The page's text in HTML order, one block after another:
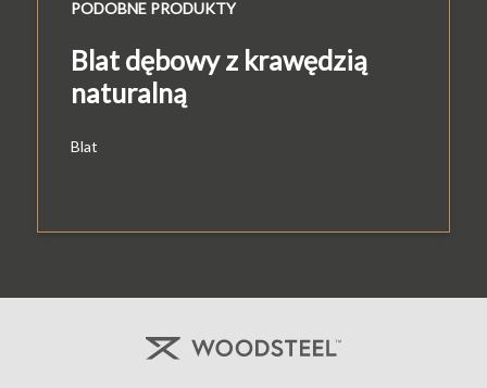
PODOBNE PRODUKTY
Blat dębowy z krawędzią
naturalną
Blat